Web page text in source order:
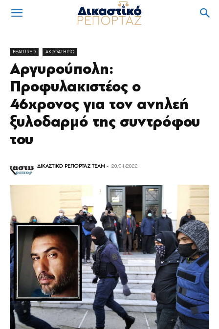
FEATURED ΑΚΡΟΑΤΗΡΙΟ
Αργυρούπολη:
Προφυλακιστέος ο
46χρονος για τον ανηλεή
ξυλοδαρμό της συντρόφου
του
ΔΙΚΑΣΤΙΚΟ ΡΕΠΟΡΤΑΖ TEAM - 20/01/2022